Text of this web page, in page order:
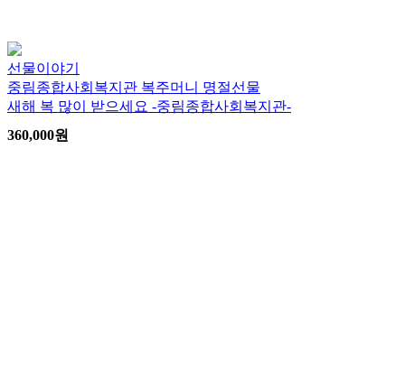
선물이야기
중림종합사회복지관 복주머니 명절선물
새해 복 많이 받으세요 -중림종합사회복지관-
360,000원